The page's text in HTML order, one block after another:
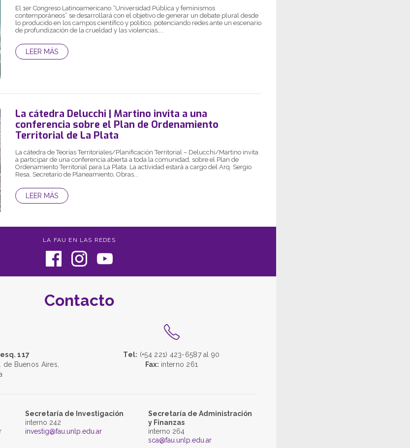
El 1er Congreso Latinoamericano “Universidad Pública y feminismos
contemporáneos” se desarrollará con el objetivo de generar un debate plural desde
lo producido en los campos científico y político, potenciando redes ante un escenario
de profundización de la crueldad y las violencias,...
LEER MÁS
La cátedra Delucchi | Martino invita a una
conferencia sobre el Plan de Ordenamiento
Territorial de La Plata
La cátedra de Teorías Territoriales/Planificación Territorial – Delucchi/Martino invita
a participar de una conferencia abierta a toda la comunidad, sobre el Plan de
Ordenamiento Territorial para La Plata. La actividad estará a cargo del Arq. Sergio
Resa, Secretario de Planeamiento, Obras...
LEER MÁS
LA FAU EN LAS REDES
Contacto
117
de Buenos Aires,
Tel: (+54 221) 423-6587 al 90
Fax: interno 261
Secretaría de Investigación
interno 242
investig@fau.unlp.edu.ar
Secretaría de Administración
y Finanzas
interno 264
sca@fau.unlp.edu.ar